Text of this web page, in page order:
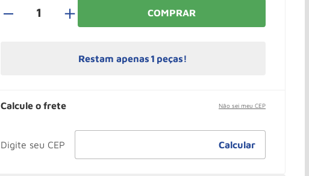
＋ COMPRAR
Restam apenas 1 peças!
Calcule o frete Não sei meu CEP